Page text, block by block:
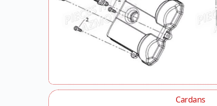
Cardans